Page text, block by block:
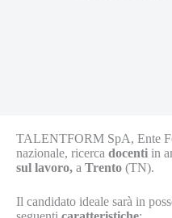
TALENTFORM SpA, Ente
nazionale, ricerca docenti in
sul lavoro, a Trento (TN).
Il candidato ideale sarà in